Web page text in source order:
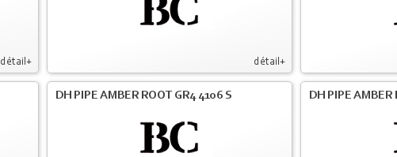
détail+ détail+
DH PIPE AMBER ROOT GR4 4106 S DH PIPE AMBER